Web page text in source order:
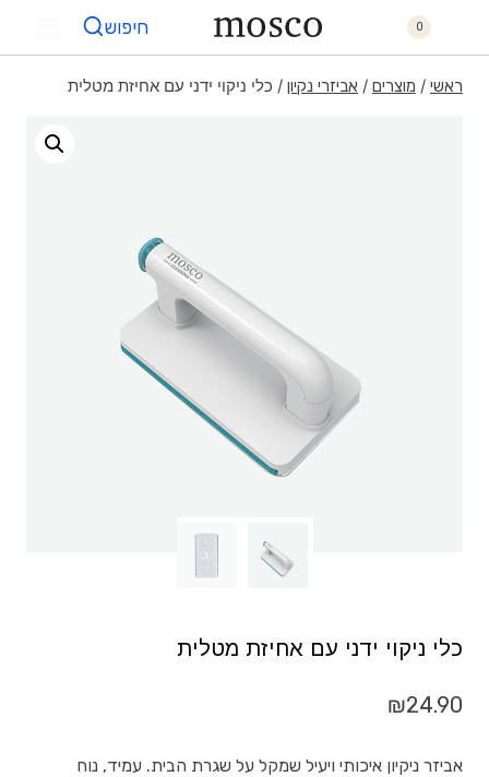
0 חיפוש
ראשי / מוצרים / אביזרי נקיון / כלי ניקוי ידני עם אחיזת מטלית
כלי ניקוי ידני עם אחיזת מטלית
₪24.90
אביזר ניקיון איכותי ויעיל שמקל על שגרת הבית. עמיד, נוח